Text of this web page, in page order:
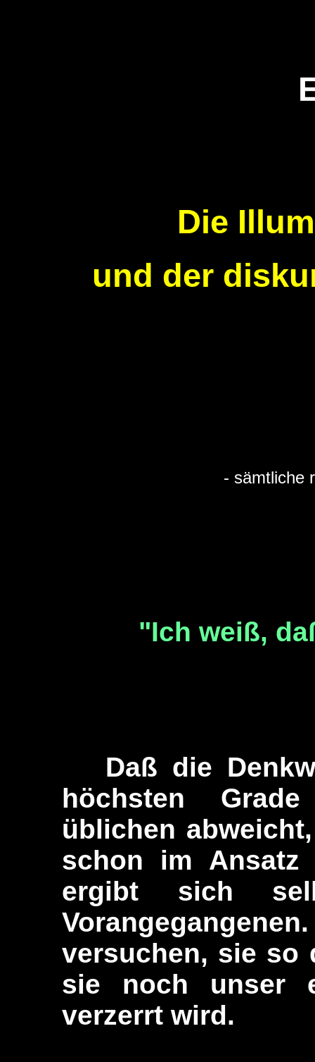
Die
und der
- sämtliche
"Ich weiß,
Daß die
höchsten
üblichen
schon im Ansatz
ergibt sich
versuchen, sie so
sie noch unser
verzerrt wird.